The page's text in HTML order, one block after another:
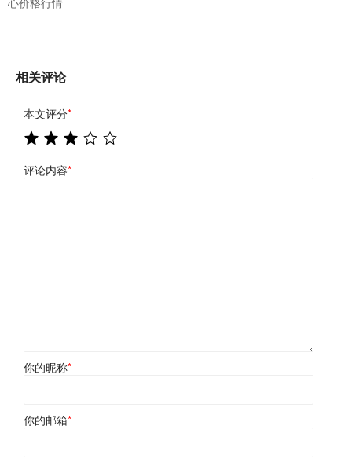
相关评论
本文评分*
评论内容*
你的昵称*
你的邮箱*